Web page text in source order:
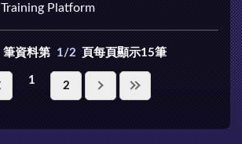
Platform
筆資料第 1/2 頁每頁顯示15筆
1 2